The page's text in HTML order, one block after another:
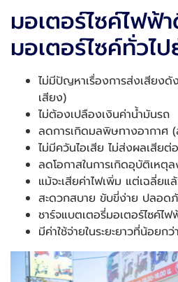
มอเตอร์ไซค์ไฟฟ้
มอเตอร์ไซค์ทั่วไ
ไม่มีปัญหาเรื่องการส่งเสียงดั
เสียง)
ไม่ต้องเปลืองเงินค่าน้ำมันรถ
ลดการเกิดมลพิษทางอากาศ
ไม่มีควันไอเสีย ไม่ส่งผลเสีย
ลดโอกาสในการเกิดอุบัติเหตุ
แม้จะเสียค่าไฟเพิ่ม แต่เฉลี่ยแ
สะดวกสบาย ขับขี่ง่าย ปลอดภั
ชาร์จแบตเตอรี่มอเตอร์ไซค์ไ
มีค่าใช้จ่ายในระยะยาวที่น้อยกว่า